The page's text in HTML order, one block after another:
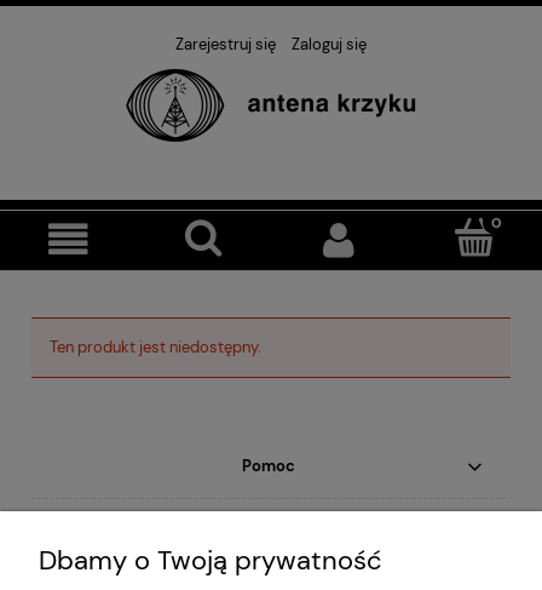
Zarejestruj się Zaloguj się
Ten produkt jest niedostępny.
Pomoc
Dbamy o Twoją prywatność